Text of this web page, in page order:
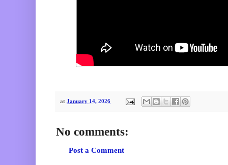
at January 14, 2026
No comments:
Post a Comment